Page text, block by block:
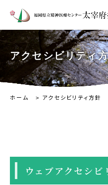
アクセシビリティ
ホーム アクセシビリティ方針
ウェブアクセシビ